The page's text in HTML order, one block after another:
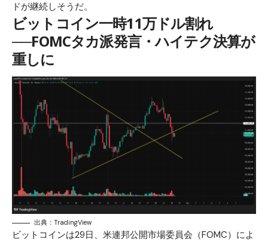
ドが継続しそうだ。
ビットコイン一時11万ドル割れ
──FOMCタカ派発言・ハイテク決算が
重しに
出典：TradingView
ビットコインは29日、米連邦公開市場委員会（FOMC）によ